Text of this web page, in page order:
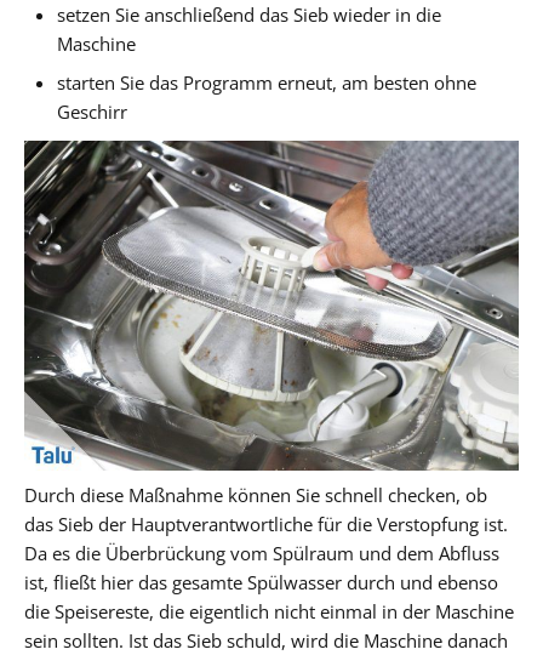
setzen Sie anschließend das Sieb wieder in die
Maschine
starten Sie das Programm erneut, am besten ohne
Geschirr
Durch diese Maßnahme können Sie schnell checken, ob
das Sieb der Hauptverantwortliche für die Verstopfung ist.
Da es die Überbrückung vom Spülraum und dem Abfluss
ist, fließt hier das gesamte Spülwasser durch und ebenso
die Speisereste, die eigentlich nicht einmal in der Maschine
sein sollten. Ist das Sieb schuld, wird die Maschine danach